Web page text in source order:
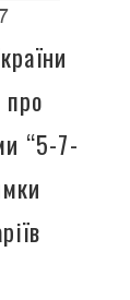
“5-7-